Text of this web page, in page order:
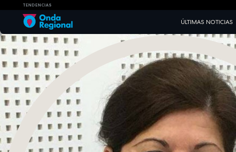
TENDENCIAS
ÚLTIMAS NOTICIAS